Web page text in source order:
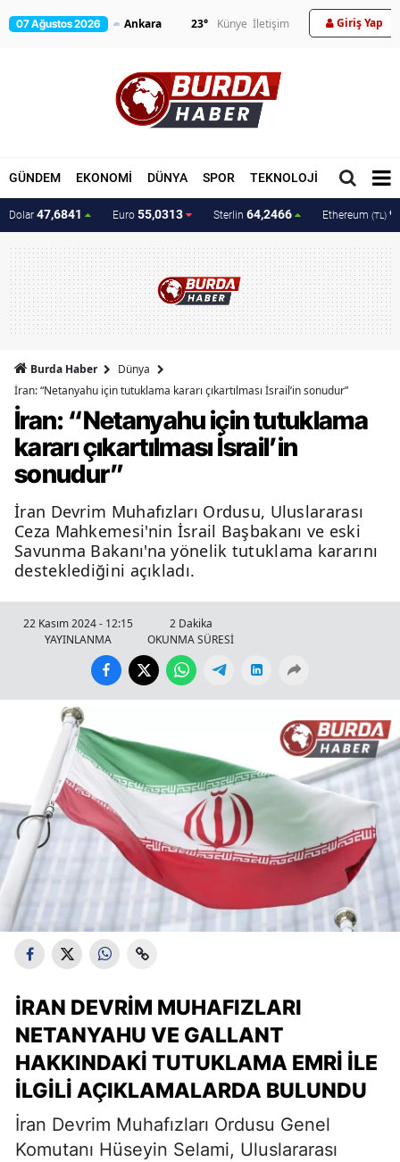
07 Ağustos 2026 23° Künye İletişim Giriş Yap
GÜNDEM EKONOMİ DÜNYA SPOR TEKNOLOJİ MAGAZİN
Dolar 47,6841 Euro 55,0313 Sterlin 64,2466 Ethereum (TL)
Burda Haber
Dünya
İran: “Netanyahu için tutuklama kararı çıkartılması İsrail’in sonudur”
İran: “Netanyahu için tutuklama
kararı çıkartılması İsrail’in
sonudur”
İran Devrim Muhafızları Ordusu, Uluslararası
Ceza Mahkemesi'nin İsrail Başbakanı ve eski
Savunma Bakanı'na yönelik tutuklama kararını
desteklediğini açıkladı.
22 Kasım 2024 - 12:15
YAYINLANMA
2 Dakika
OKUNMA SÜRESİ
İRAN DEVRIM MUHAFIZLARI
NETANYAHU VE GALLANT
HAKKINDAKI TUTUKLAMA EMRI İLE
İLGILI AÇIKLAMALARDA BULUNDU
İran Devrim Muhafızları Ordusu Genel
Komutanı Hüseyin Selami, Uluslararası